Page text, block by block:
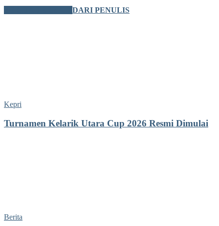
DARI PENULIS
Kepri
Turnamen Kelarik Utara Cup 2026 Resmi Dimulai
Berita